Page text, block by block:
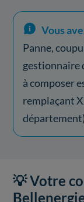
Vous
Panne,
gestionnaire
à composer
remplaçant
💡 Votre